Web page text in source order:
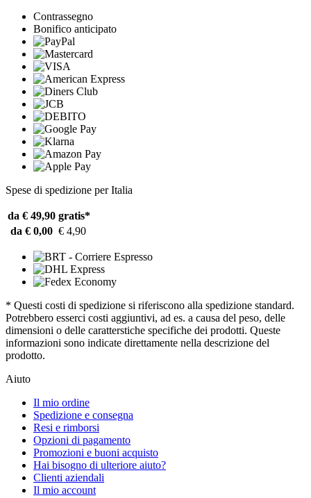
Contrassegno
Bonifico anticipato
Spese di spedizione per Italia
da € 49,90 gratis*
da € 0,00 € 4,90
* Questi costi di spedizione si riferiscono alla spedizione standard.
Potrebbero esserci costi aggiuntivi, ad es. a causa del peso, delle
dimensioni o delle caratterstiche specifiche dei prodotti. Queste
informazioni sono indicate direttamente nella descrizione del
prodotto.
Aiuto
Il mio ordine
Spedizione e consegna
Resi e rimborsi
Opzioni di pagamento
Promozioni e buoni acquisto
Hai bisogno di ulteriore aiuto?
Clienti aziendali
Il mio account